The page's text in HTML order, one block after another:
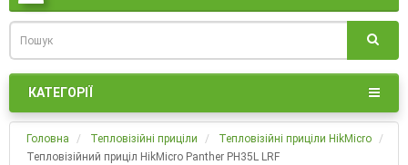
КАТЕГОРІЇ
Головна Тепловізійні приціли
Тепловізійні приціли HikMicro
Тепловізійний приціл HikMicro Panther PH35L LRF